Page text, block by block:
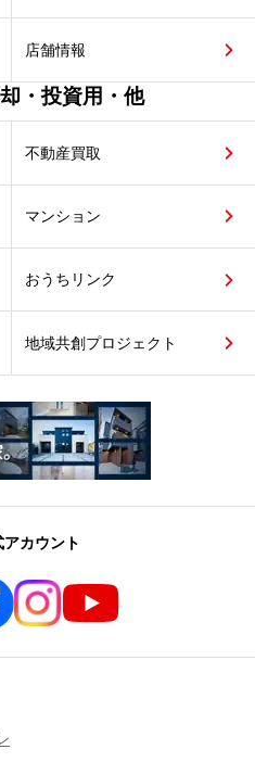
店舗情報
・投資用・他
不動産買取
マンション
おうちリンク
地域共創プロジェクト
カウント